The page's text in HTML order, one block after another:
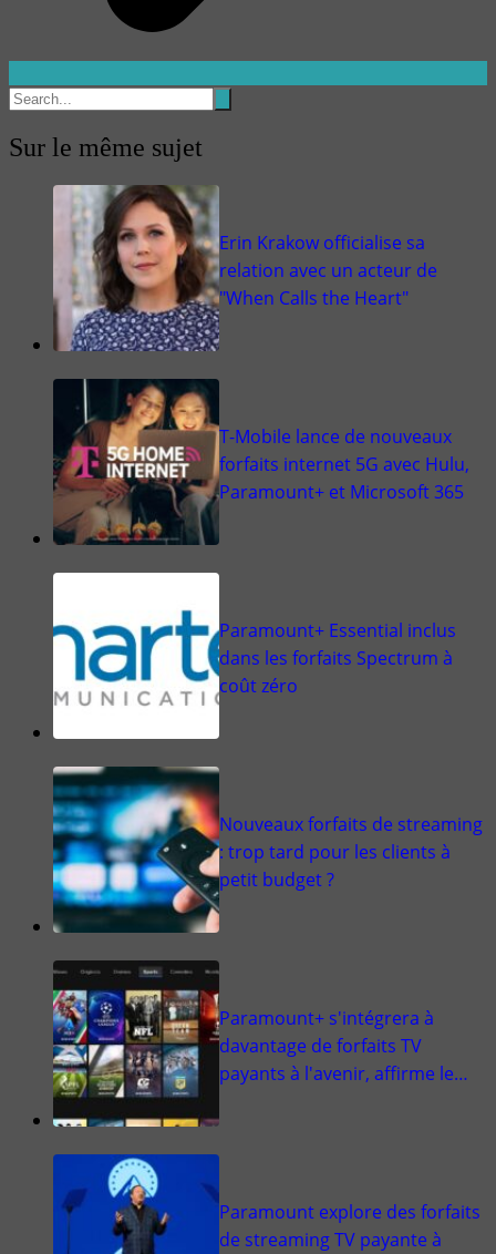
Sur le même sujet
Erin Krakow officialise sa
relation avec un acteur de
"When Calls the Heart"
T-Mobile lance de nouveaux
forfaits internet 5G avec Hulu,
Paramount+ et Microsoft 365
Paramount+ Essential inclus
dans les forfaits Spectrum à
coût zéro
Nouveaux forfaits de streaming
: trop tard pour les clients à
petit budget ?
Paramount+ s'intégrera à
davantage de forfaits TV
payants à l'avenir, affirme le…
Paramount explore des forfaits
de streaming TV payante à